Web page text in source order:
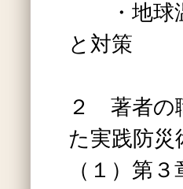
・地球温
と対策
２ 著者の
た実践防災
（１）第